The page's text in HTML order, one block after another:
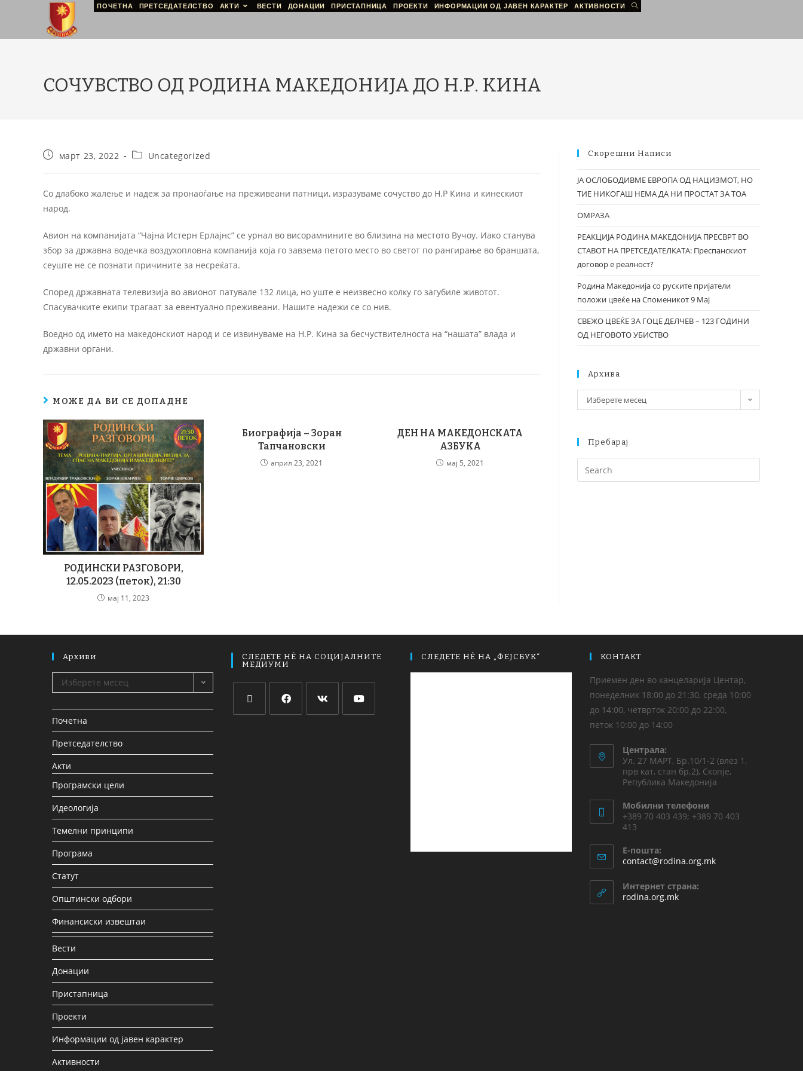
ПОЧЕТНА ПРЕТСЕДАТЕЛСТВО АКТИ ВЕСТИ ДОНАЦИИ ПРИСТАПНИЦА ПРОЕКТИ ИНФОРМАЦИИ ОД ЈАВЕН КАРАКТЕР АКТИВНОСТИ
СОЧУВСТВО ОД РОДИНА МАКЕДОНИЈА ДО Н.Р. КИНА
март 23, 2022 Uncategorized
Со длабоко жалење и надеж за пронаоѓање на преживеани патници, изразуваме сочуство до Н.Р Кина и кинескиот
народ.
Авион на компанијата “Чајна Истерн Ерлајнс” се урнал во висорамнините во близина на местото Вучоу. Иако станува
збор за државна водечка воздухопловна компанија која го завзема петото место во светот по рангирање во браншата,
сеуште не се познати причините за несреќата.
Според државната телевизија во авионот патувале 132 лица, но уште е неизвесно колку го загубиле животот.
Спасувачките екипи трагаат за евентуално преживеани. Нашите надежи се со нив.
Воедно од името на македонскиот народ и се извинуваме на Н.Р. Кина за бесчуствителноста на “нашата” влада и
државни органи.
МОЖЕ ДА ВИ СЕ ДОПАДНЕ
РОДИНСКИ РАЗГОВОРИ,
12.05.2023 (петок), 21:30
мај 11, 2023
Биографија – Зоран
Тапчановски
април 23, 2021
ДЕН НА МАКЕДОНСКАТА
АЗБУКА
мај 5, 2021
Скорешни Написи
ЈА ОСЛОБОДИВМЕ ЕВРОПА ОД НАЦИЗМОТ, НО
ТИЕ НИКОГАШ НЕМА ДА НИ ПРОСТАТ ЗА ТОА
ОМРАЗА
РЕАКЦИЈА РОДИНА МАКЕДОНИЈА ПРЕСВРТ ВО
СТАВОТ НА ПРЕТСЕДАТЕЛКАТА: Преспанскиот
договор е реалност?
Родина Македонија со руските пријатели
положи цвеќе на Споменикот 9 Мај
СВЕЖО ЦВЕЌЕ ЗА ГОЦЕ ДЕЛЧЕВ – 123 ГОДИНИ
ОД НЕГОВОТО УБИСТВО
Архива
Изберете месец
Пребарај
Архиви
Изберете месец
Почетна
Претседателство
Акти
Програмски цели
Идеологија
Темелни принципи
Програма
Статут
Општински одбори
Финансиски извештаи
Вести
Донации
Пристапница
Проекти
Информации од јавен карактер
Активности
СЛЕДЕТЕ НЀ НА СОЦИЈАЛНИТЕ
МЕДИУМИ
СЛЕДЕТЕ НЀ НА „ФЕЈСБУК“ КОНТАКТ
Приемен ден во канцеларија Центар,
понеделник 18:00 до 21:30, среда 10:00
до 14:00, четврток 20:00 до 22:00,
петок 10:00 до 14:00
Централа:
Ул. 27 МАРТ, Бр.10/1-2 (влез 1,
прв кат, стан бр.2), Скопје,
Република Македонија
Мобилни телефони
+389 70 403 439; +389 70 403
413
Е-пошта:
contact@rodina.org.mk
Интернет страна:
rodina.org.mk